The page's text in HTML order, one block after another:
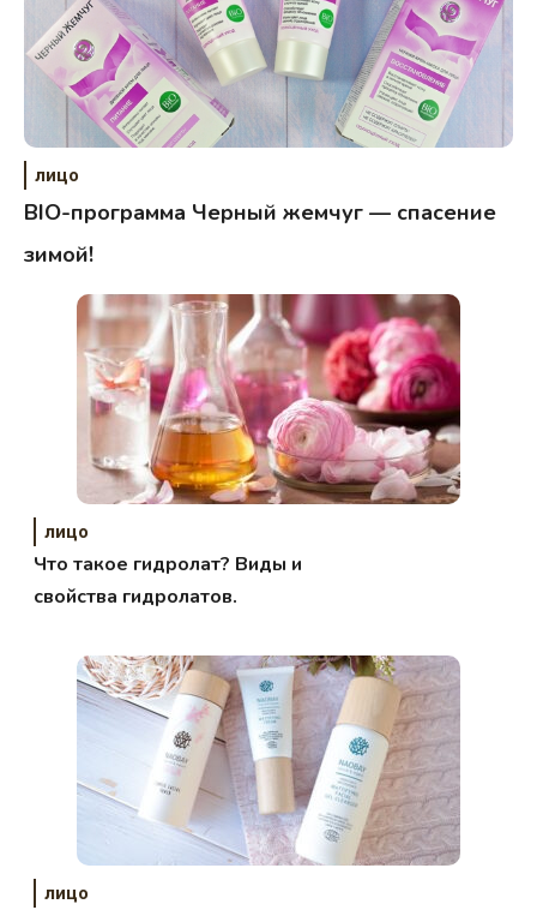
лицо
BIO-программа Черный жемчуг — спасение
зимой!
лицо
Что такое гидролат? Виды и
свойства гидролатов.
лицо